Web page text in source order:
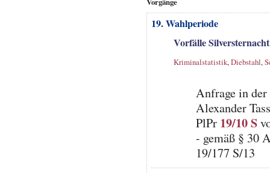
19. Wahlperiode
Vorfälle
Kriminalstatistik,Diebstahl,
Anfrage in der
Alexander
PlPr 19/10 S
- gemäß § 30
19/177 S/13